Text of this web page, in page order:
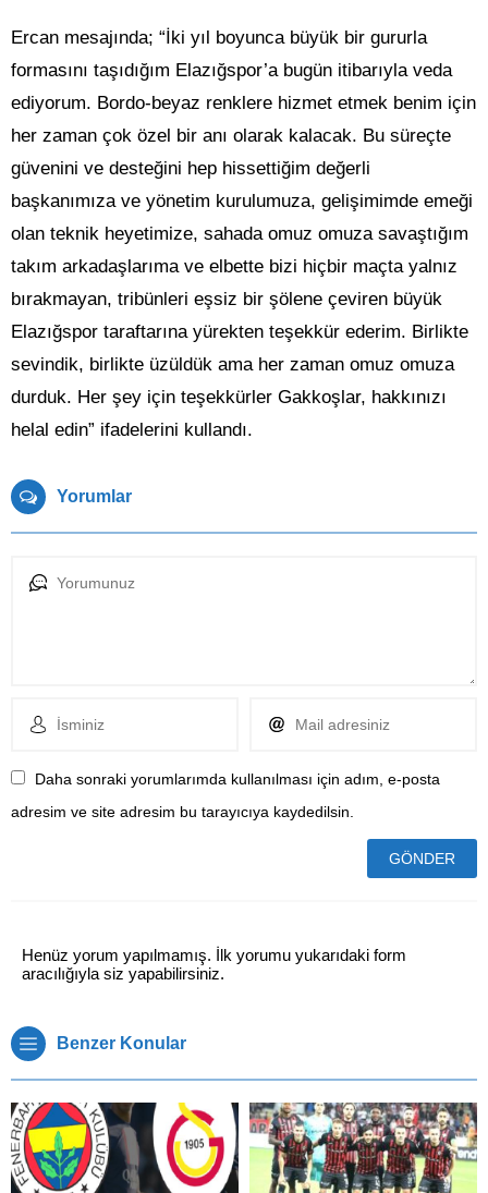
Ercan mesajında; “İki yıl boyunca büyük bir gururla
formasını taşıdığım Elazığspor’a bugün itibarıyla veda
ediyorum. Bordo-beyaz renklere hizmet etmek benim için
her zaman çok özel bir anı olarak kalacak. Bu süreçte
güvenini ve desteğini hep hissettiğim değerli
başkanımıza ve yönetim kurulumuza, gelişimimde emeği
olan teknik heyetimize, sahada omuz omuza savaştığım
takım arkadaşlarıma ve elbette bizi hiçbir maçta yalnız
bırakmayan, tribünleri eşsiz bir şölene çeviren büyük
Elazığspor taraftarına yürekten teşekkür ederim. Birlikte
sevindik, birlikte üzüldük ama her zaman omuz omuza
durduk. Her şey için teşekkürler Gakkoşlar, hakkınızı
helal edin” ifadelerini kullandı.
Yorumlar
Daha sonraki yorumlarımda kullanılması için adım, e-posta
adresim ve site adresim bu tarayıcıya kaydedilsin.
Henüz yorum yapılmamış. İlk yorumu yukarıdaki form
aracılığıyla siz yapabilirsiniz.
Benzer Konular